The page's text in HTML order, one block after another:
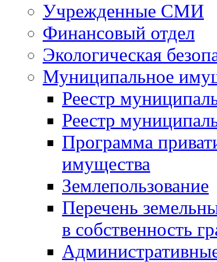
Учрежденные СМИ
Финансовый отдел
Экологическая
Муниципальное
Реестр
Реестр
Программа
имущества
Землепользование
Перечень
в собственность